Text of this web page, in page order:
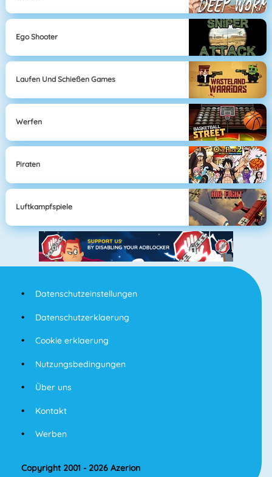
Ego Shooter
Laufen Und Schießen Games
Werfen
Piraten
Luftkampfspiele
Datenschutzeinstellungen
Datenschutzerklaerung
Cookie erklaerung
Nutzungsbedingungen
Über uns
Kontakt
Werben
Copyright 2001 - 2026 Azerion